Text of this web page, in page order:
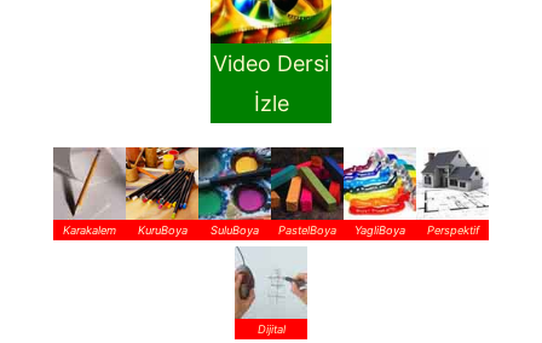
Video Dersi
İzle
Karakalem KuruBoya SuluBoya PastelBoya YagliBoya Perspektif
Dijital